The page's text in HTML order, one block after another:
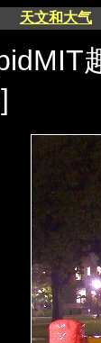
天文和大气